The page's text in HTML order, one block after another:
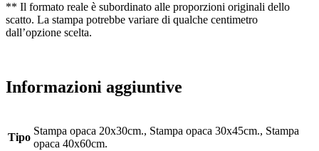
** Il formato reale è subordinato alle proporzioni originali dello
scatto. La stampa potrebbe variare di qualche centimetro
dall’opzione scelta.
Informazioni aggiuntive
Tipo
Stampa opaca 20x30cm., Stampa opaca 30x45cm., Stampa
opaca 40x60cm.